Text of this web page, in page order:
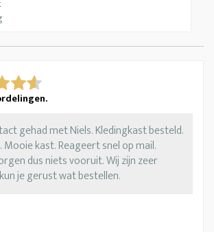
gehad met Niels. Kledingkast besteld.
Mooie kast. Reageert snel op mail.
dus niets vooruit. Wij zijn zeer
je gerust wat bestellen.